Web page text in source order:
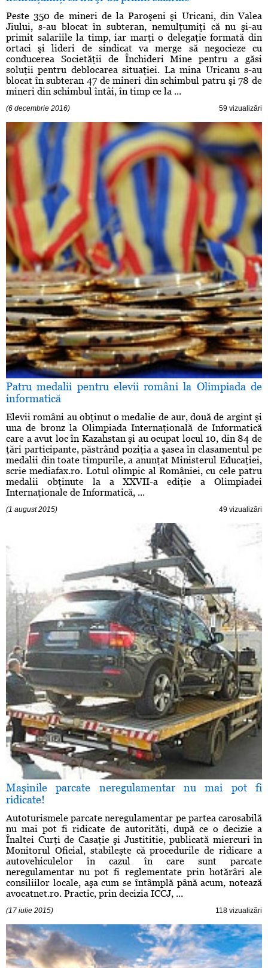
Peste 350 de mineri de la Paroşeni şi Uricani, din Valea
Jiului, s-au blocat în subteran, nemulţumiţi că nu şi-au
primit salariile la timp, iar marţi o delegaţie formată din
ortaci şi lideri de sindicat va merge să negocieze cu
conducerea Societăţii de Închideri Mine pentru a găsi
soluţii pentru deblocarea situaţiei. La mina Uricanu s-au
blocat în subteran 47 de mineri din schimbul patru şi 78 de
mineri din schimbul întâi, în timp ce la ...
(6 decembrie 2016) 59 vizualizări
Patru medalii pentru elevii români la Olimpiada de
informatică
Elevii români au obţinut o medalie de aur, două de argint şi
una de bronz la Olimpiada Internaţională de Informatică
care a avut loc în Kazahstan şi au ocupat locul 10, din 84 de
ţări participante, păstrând poziţia a şasea în clasamentul pe
medalii din toate timpurile, a anunţat Ministerul Educaţiei,
scrie mediafax.ro. Lotul olimpic al României, cu cele patru
medalii obţinute la a XXVII-a ediţie a Olimpiadei
Internaţionale de Informatică, ...
(1 august 2015) 49 vizualizări
Maşinile parcate neregulamentar nu mai pot fi
ridicate!
Autoturismele parcate neregulamentar pe partea carosabilă
nu mai pot fi ridicate de autorităţi, după ce o decizie a
Înaltei Curţi de Casaţie şi Justititie, publicată miercuri în
Monitorul Oficial, stabileşte că procedurile de ridicare a
autovehiculelor în cazul în care sunt parcate
neregulamentar nu pot fi reglementate prin hotărâri ale
consiliilor locale, aşa cum se întâmplă până acum, notează
avocatnet.ro. Practic, prin decizia ICCJ, ...
(17 iulie 2015) 118 vizualizări